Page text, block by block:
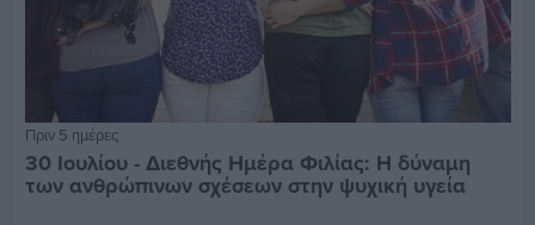
Πριν 5 ημέρες
30 Ιουλίου - Διεθνής Ημέρα Φιλίας: Η δύναμη
των ανθρώπινων σχέσεων στην ψυχική υγεία